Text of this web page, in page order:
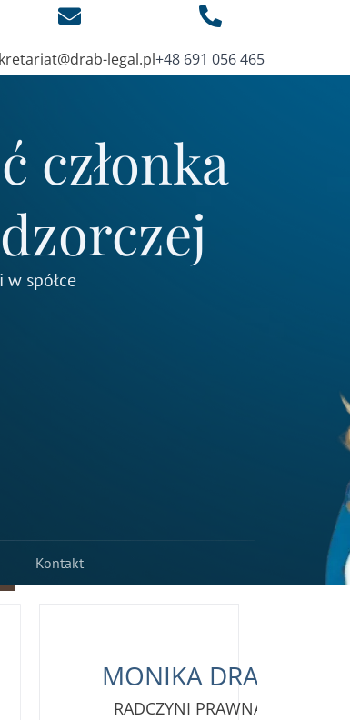
legal.pl+48 691 056 465
członka
spółce
Kontakt
MONIKA DRAB
RADCZYNI PRAWNA